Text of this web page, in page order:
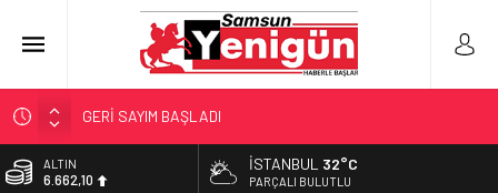
GERİ SAYIM BAŞLADI
SAMSUNSPOR’DA HEDEF 5’İNCİLİK!
‘BAFRA’YA YATIRIM YAPIN!’
ALTIN
6.662,10
İSTANBUL 32°C
PARÇALI BULUTLU